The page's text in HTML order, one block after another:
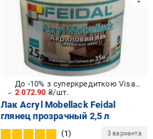
2 072.90 ₴/шт.
До -10% з суперкредиткою Visa Вигода
Лак Acryl Mobellack Feidal
глянец прозрачный 2,5 л
1 3 варианта